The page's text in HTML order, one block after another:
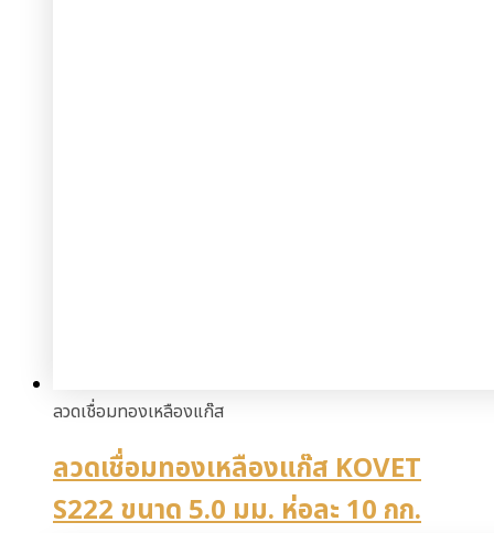
ลวดเชื่อมทองเหลืองแก๊ส
ลวดเชื่อมทองเหลืองแก๊ส KOVET
S222 ขนาด 5.0 มม. ห่อละ 10 กก.